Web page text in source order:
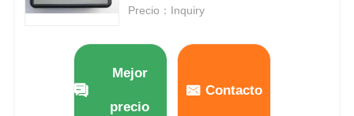
Precio：Inquiry
Mejor
precio
Contacto